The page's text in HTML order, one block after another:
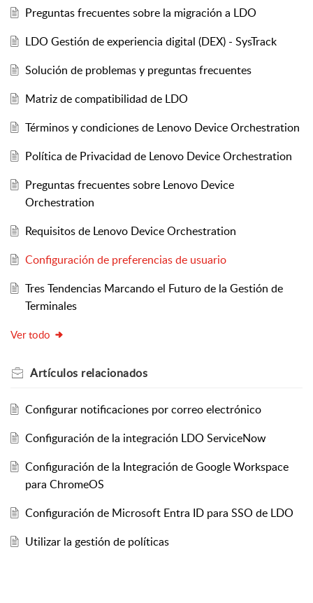
Preguntas frecuentes sobre la migración a LDO
LDO Gestión de experiencia digital (DEX) - SysTrack
Solución de problemas y preguntas frecuentes
Matriz de compatibilidad de LDO
Términos y condiciones de Lenovo Device Orchestration
Política de Privacidad de Lenovo Device Orchestration
Preguntas frecuentes sobre Lenovo Device
Orchestration
Requisitos de Lenovo Device Orchestration
Configuración de preferencias de usuario
Tres Tendencias Marcando el Futuro de la Gestión de
Terminales
Ver todo
Artículos relacionados
Configurar notificaciones por correo electrónico
Configuración de la integración LDO ServiceNow
Configuración de la Integración de Google Workspace
para ChromeOS
Configuración de Microsoft Entra ID para SSO de LDO
Utilizar la gestión de políticas